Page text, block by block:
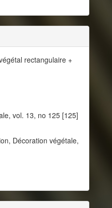
rectangulaire +
vol. 13, no 125 [125]
Décoration végétale,